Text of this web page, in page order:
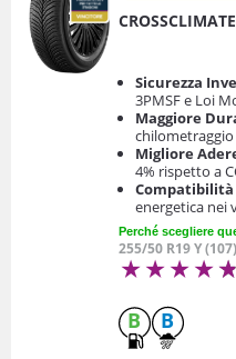
Sicurezza
3PMSF e Loi
Maggiore
chilometraggio
Migliore
4% rispetto a
Compatibilità
energetica nei
Perché scegliere
255/50 R19 Y (107)
B B